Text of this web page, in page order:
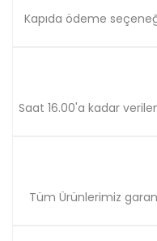
Kapıda ödeme
Saat 16.00'a kadar
Tüm Ürünlerimiz